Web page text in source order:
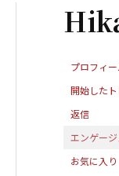
プロフィ
開始した
返信
エンゲー
お気に入り